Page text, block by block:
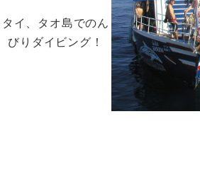
タイ、タオ島でのん
びりダイビング！